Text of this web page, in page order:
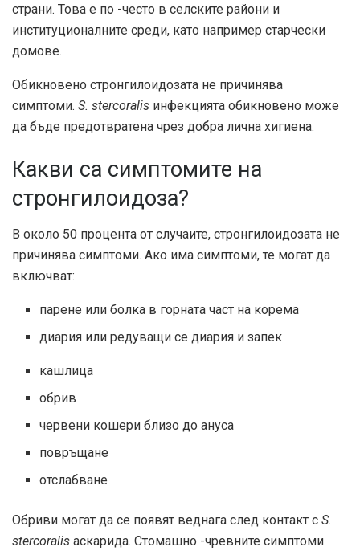
страни. Това е по -често в селските райони и
институционалните среди, като например старчески
домове.
Обикновено стронгилоидозата не причинява
симптоми. S. stercoralis инфекцията обикновено може
да бъде предотвратена чрез добра лична хигиена.
Какви са симптомите на
стронгилоидоза?
В около 50 процента от случаите, стронгилоидозата не
причинява симптоми. Ако има симптоми, те могат да
включват:
парене или болка в горната част на корема
диария или редуващи се диария и запек
кашлица
обрив
червени кошери близо до ануса
повръщане
отслабване
Обриви могат да се появят веднага след контакт с S.
stercoralis аскарида. Стомашно -чревните симптоми